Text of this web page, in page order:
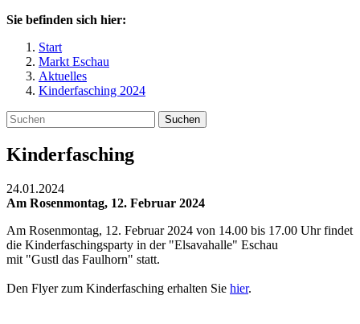
Sie befinden sich hier:
Start
Markt Eschau
Aktuelles
Kinderfasching 2024
Suchen
Kinderfasching
24.01.2024
Am Rosenmontag, 12. Februar 2024
Am Rosenmontag, 12. Februar 2024 von 14.00 bis 17.00 Uhr findet
die Kinderfaschingsparty in der "Elsavahalle" Eschau
mit "Gustl das Faulhorn" statt.
Den Flyer zum Kinderfasching erhalten Sie hier.